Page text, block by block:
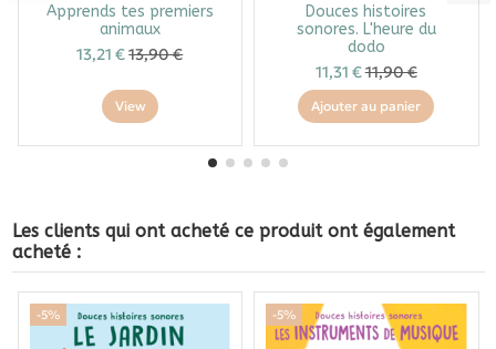
Apprends tes premiers
animaux
13,21 €13,90 €
View
Douces histoires
sonores. L'heure du
dodo
11,31 €11,90 €
Ajouter au panier
Les clients qui ont acheté ce produit ont également
acheté :
-5% -5%